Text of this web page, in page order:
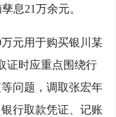
息21万余元。
元用于购买银川某
证时应重点围绕行
问题，调取张宏年
行取款凭证、记账